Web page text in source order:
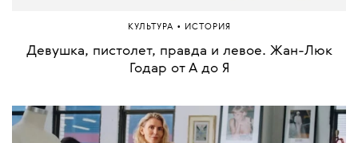
КУЛЬТУРА • ИСТОРИЯ
Девушка, пистолет, правда и левое. Жан-Люк
Годар от А до Я